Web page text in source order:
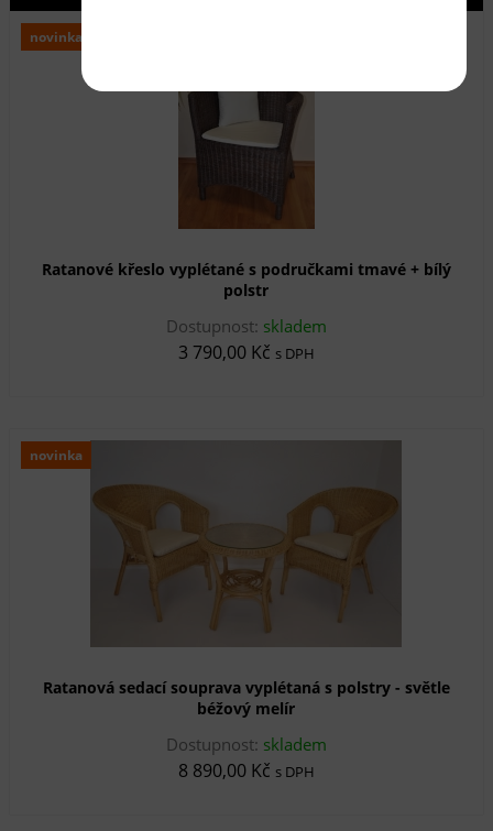
novinka
Ratanové křeslo vyplétané s područkami tmavé + bílý
polstr
Dostupnost: skladem
3 790,00 Kč s DPH
novinka
Ratanová sedací souprava vyplétaná s polstry - světle
béžový melír
Dostupnost: skladem
8 890,00 Kč s DPH